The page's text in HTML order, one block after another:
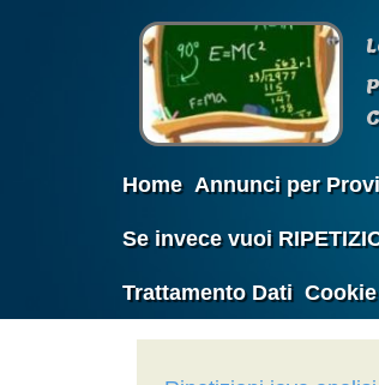
Home Annunci per
Se invece vuoi
Trattamento Dati